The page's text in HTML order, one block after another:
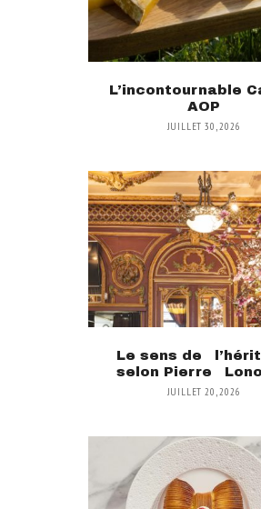
L’incontournable
AOP
JUILLET 30, 2026
Le sens de
selon Pierre
JUILLET 20, 2026